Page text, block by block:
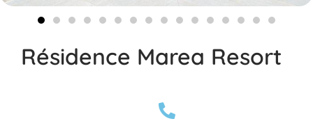
Résidence Marea Resort